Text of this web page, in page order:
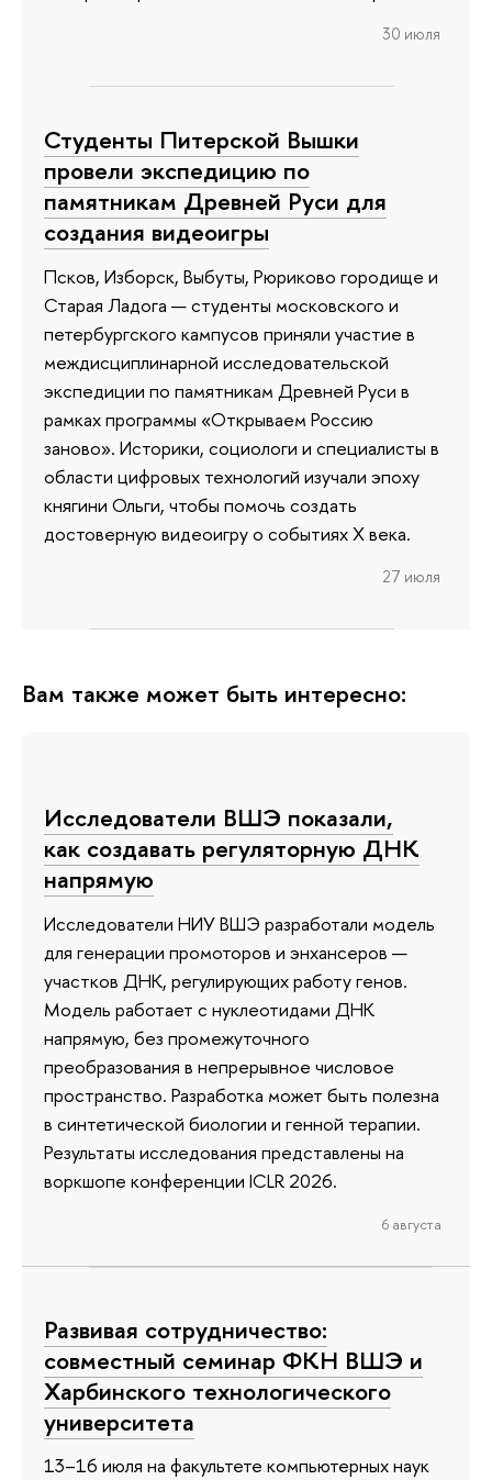
30 июля
Студенты Питерской Вышки
провели экспедицию по
памятникам Древней Руси для
создания видеоигры
Псков, Изборск, Выбуты, Рюриково городище и
Старая Ладога — студенты московского и
петербургского кампусов приняли участие в
междисциплинарной исследовательской
экспедиции по памятникам Древней Руси в
рамках программы «Открываем Россию
заново». Историки, социологи и специалисты в
области цифровых технологий изучали эпоху
княгини Ольги, чтобы помочь создать
достоверную видеоигру о событиях X века.
27 июля
Вам также может быть интересно:
Исследователи ВШЭ показали,
как создавать регуляторную ДНК
напрямую
Исследователи НИУ ВШЭ разработали модель
для генерации промоторов и энхансеров —
участков ДНК, регулирующих работу генов.
Модель работает с нуклеотидами ДНК
напрямую, без промежуточного
преобразования в непрерывное числовое
пространство. Разработка может быть полезна
в синтетической биологии и генной терапии.
Результаты исследования представлены на
воркшопе конференции ICLR 2026.
6 августа
Развивая сотрудничество:
совместный семинар ФКН ВШЭ и
Харбинского технологического
университета
13–16 июля на факультете компьютерных наук